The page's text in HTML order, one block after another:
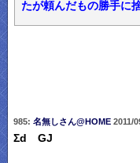
たが頼んだもの勝手に
985: 名無しさん@HOME2011/
Σd GJ